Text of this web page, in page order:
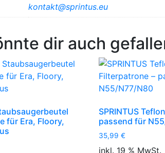
kontakt@sprintus.eu
dir auch
für Era, Floory,
SPRINTUS
passend für
35,99 €
inkl. 19 % MwSt.